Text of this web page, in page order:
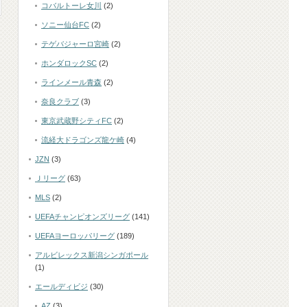
コバルトーレ女川 (2)
ソニー仙台FC (2)
テゲバジャーロ宮崎 (2)
ホンダロックSC (2)
ラインメール青森 (2)
奈良クラブ (3)
東京武蔵野シティFC (2)
流経大ドラゴンズ龍ケ崎 (4)
JZN (3)
Ｊリーグ (63)
MLS (2)
UEFAチャンピオンズリーグ (141)
UEFAヨーロッパリーグ (189)
アルビレックス新潟シンガポール
(1)
エールディビジ (30)